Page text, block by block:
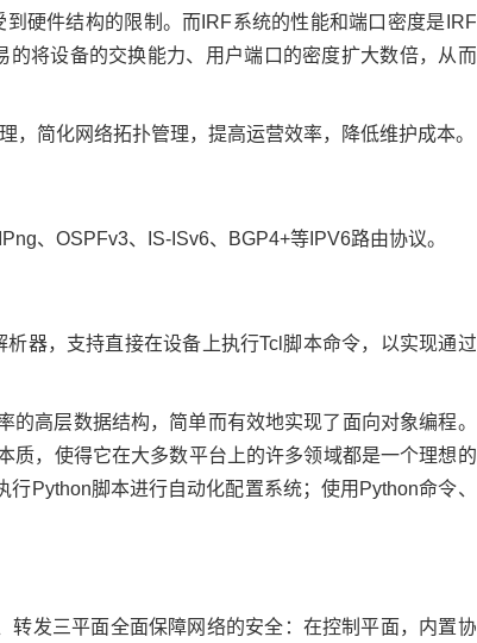
硬件结构的限制。而IRF系统的性能和端口密度是IRF
将设备的交换能力、用户端口的密度扩大数倍，从而
简化网络拓扑管理，提高运营效率，降低维护成本。
、OSPFv3、IS-ISv6、BGP4+等IPV6路由协议。
器，支持直接在设备上执行Tcl脚本命令，以实现通过
高层数据结构，简单而有效地实现了面向对象编程。
质，使得它在大多数平台上的许多领域都是一个理想的
Python脚本进行自动化配置系统；使用Python命令、
发三平面全面保障网络的安全：在控制平面，内置协